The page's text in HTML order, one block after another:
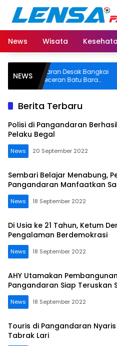
Langsung
konten
News
Wisata
NEWS
Desak Bangkai
Ceceran Batu Bara
Soroti Buruknya
Berita Terbaru
Polisi di Pangandaran
Pelaku Begal
News 20 September 2022
Sembari Belajar Menabung,
Pangandaran Manfaatkan
News 18 September 2022
Di Usia ke 21 Tahun, Ketum
Pengalaman Berdemokrasi
News 18 September 2022
lensapangandaran
AHY Utamakan
Pangandaran Siap Teruskan
News 18 September 2022
Touris di Pangandaran
Tabrak Lari